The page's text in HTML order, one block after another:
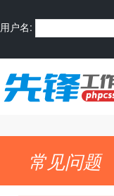
用户名:
常见问题